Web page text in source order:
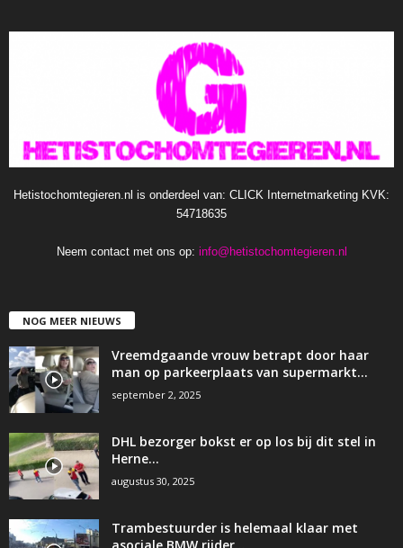
Hetistochomtegieren.nl is onderdeel van: CLICK Internetmarketing KVK:
54718635
Neem contact met ons op: info@hetistochomtegieren.nl
NOG MEER NIEUWS
Vreemdgaande vrouw betrapt door haar
man op parkeerplaats van supermarkt…
september 2, 2025
DHL bezorger bokst er op los bij dit stel in
Herne…
augustus 30, 2025
Trambestuurder is helemaal klaar met